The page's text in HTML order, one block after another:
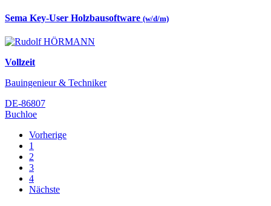
Sema Key-User Holzbausoftware (w/d/m)
Vollzeit
Bauingenieur & Techniker
DE-86807
Buchloe
Vorherige
1
2
3
4
Nächste